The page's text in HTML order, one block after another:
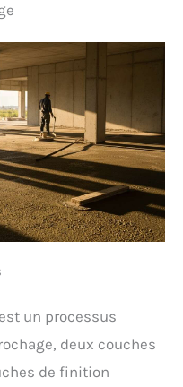
un processus
deux couches
de finition